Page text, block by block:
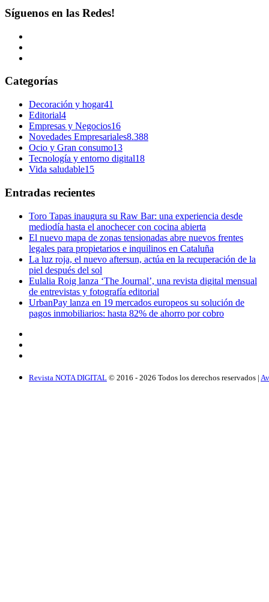
Síguenos en las Redes!
Categorías
Decoración y hogar41
Editorial4
Empresas y Negocios16
Novedades Empresariales8.388
Ocio y Gran consumo13
Tecnología y entorno digital18
Vida saludable15
Entradas recientes
Toro Tapas inaugura su Raw Bar: una experiencia desde
mediodía hasta el anochecer con cocina abierta
El nuevo mapa de zonas tensionadas abre nuevos frentes
legales para propietarios e inquilinos en Cataluña
La luz roja, el nuevo aftersun, actúa en la recuperación de la
piel después del sol
Eulalia Roig lanza ‘The Journal’, una revista digital mensual
de entrevistas y fotografía editorial
UrbanPay lanza en 19 mercados europeos su solución de
pagos inmobiliarios: hasta 82% de ahorro por cobro
Revista NOTA DIGITAL © 2016 - 2026 Todos los derechos reservados |